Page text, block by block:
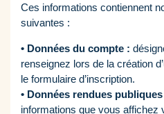
Ces informations contiennent
suivantes :
• Données du compte :
renseignez lors de la création
le formulaire d’inscription.
• Données rendues
informations que vous affichez